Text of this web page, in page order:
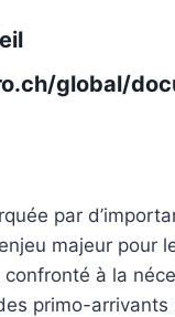
global/
par
majeur pour
confronté à la
primo-